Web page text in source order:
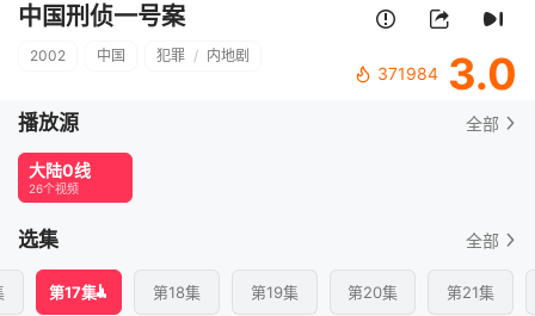
中国刑侦一号案
2002 中国 犯罪 / 内地剧
371984 3.0
播放源 全部
大陆0线
26个视频
选集 全部
第17集 第18集 第19集 第20集 第21集